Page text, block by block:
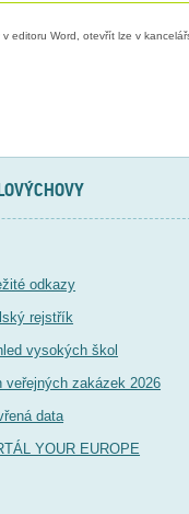
editoru Word, otevřít lze v
odkazy
rejstřík
vysokých škol
veřejných zakázek 2026
data
YOUR EUROPE